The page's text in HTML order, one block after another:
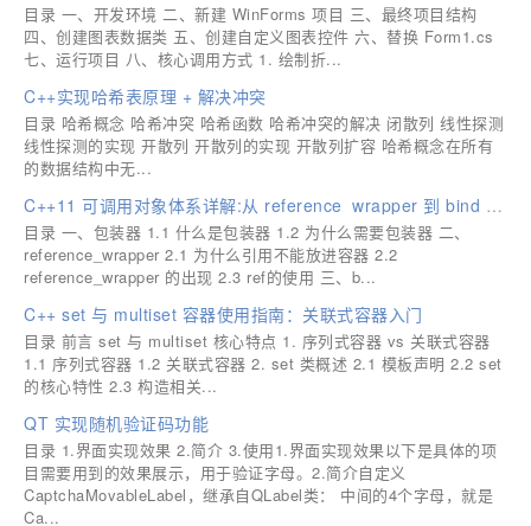
目录 一、开发环境 二、新建 WinForms 项目 三、最终项目结构
四、创建图表数据类 五、创建自定义图表控件 六、替换 Form1.cs
七、运行项目 八、核心调用方式 1. 绘制折...
C++实现哈希表原理 + 解决冲突
目录 哈希概念 哈希冲突 哈希函数 哈希冲突的解决 闭散列 线性探测
线性探测的实现 开散列 开散列的实现 开散列扩容 哈希概念在所有
的数据结构中无...
C++11 可调用对象体系详解:从 reference_wrapper 到 bind 与 function
目录 一、包装器 1.1 什么是包装器 1.2 为什么需要包装器 二、
reference_wrapper 2.1 为什么引用不能放进容器 2.2
reference_wrapper 的出现 2.3 ref的使用 三、b...
C++ set 与 multiset 容器使用指南：关联式容器入门
目录 前言 set 与 multiset 核心特点 1. 序列式容器 vs 关联式容器
1.1 序列式容器 1.2 关联式容器 2. set 类概述 2.1 模板声明 2.2 set
的核心特性 2.3 构造相关...
QT 实现随机验证码功能
目录 1.界面实现效果 2.简介 3.使用1.界面实现效果以下是具体的项
目需要用到的效果展示，用于验证字母。2.简介自定义
CaptchaMovableLabel，继承自QLabel类： 中间的4个字母，就是
Ca...